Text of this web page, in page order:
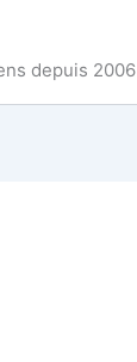
depuis 2006